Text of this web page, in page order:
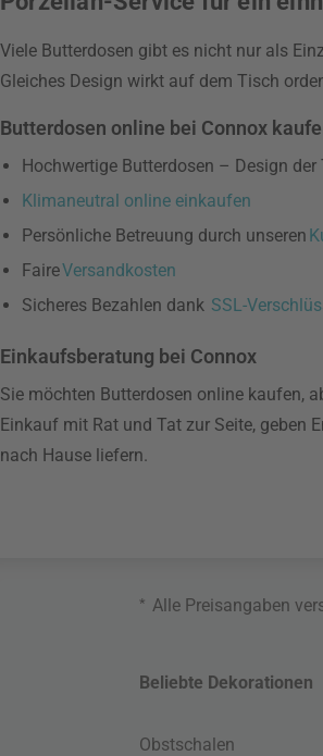
Viele Butterdosen gibt es nicht nur als
Gleiches Design wirkt auf dem Tisch
Butterdosen online bei Connox
Hochwertige Butterdosen – Design der
Klimaneutral online einkaufen
Persönliche Betreuung durch unseren
FaireVersandkosten
Sicheres Bezahlen dank SSL-
Einkaufsberatung bei Connox
Sie möchten Butterdosen online kaufen,
Einkauf mit Rat und Tat zur Seite, geben
nach Hause liefern.
* Alle Preisangaben
Beliebte Dekorationen
Obstschalen